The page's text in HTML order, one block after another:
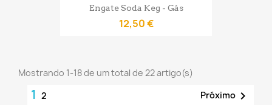
Engate Soda Keg - Gás
12,50 €
Mostrando 1-18 de um total de 22 artigo(s)
1 2 Próximo 